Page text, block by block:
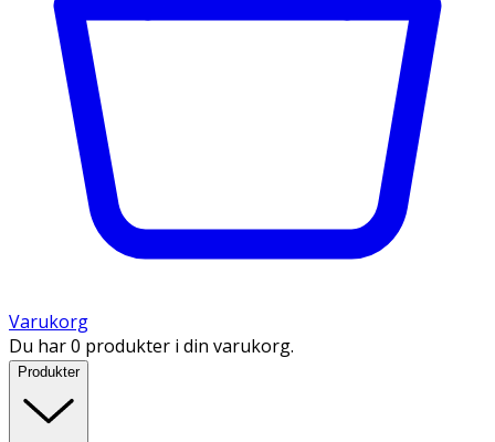
Varukorg
Du har 0 produkter i din varukorg.
Produkter